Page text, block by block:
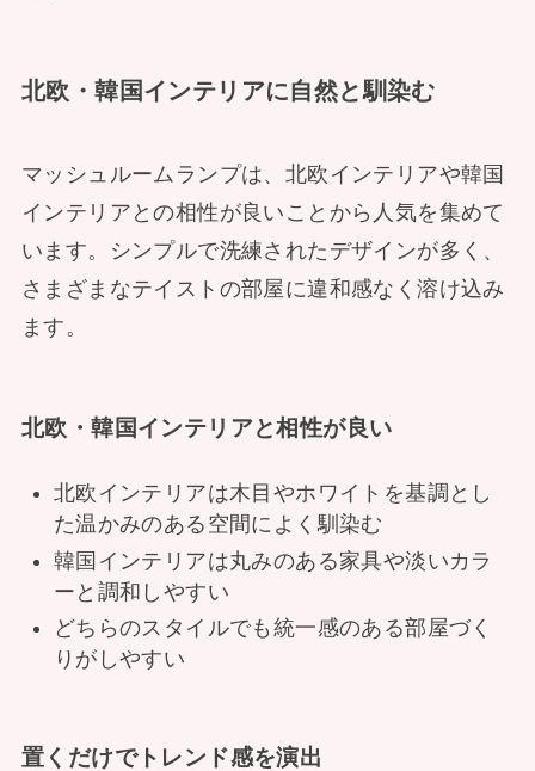
北欧・韓国インテリアに自然と馴染む
マッシュルームランプは、北欧インテリアや韓国
インテリアとの相性が良いことから人気を集めて
います。シンプルで洗練されたデザインが多く、
さまざまなテイストの部屋に違和感なく溶け込み
ます。
北欧・韓国インテリアと相性が良い
北欧インテリアは木目やホワイトを基調とし
た温かみのある空間によく馴染む
韓国インテリアは丸みのある家具や淡いカラ
ーと調和しやすい
どちらのスタイルでも統一感のある部屋づく
りがしやすい
置くだけでトレンド感を演出